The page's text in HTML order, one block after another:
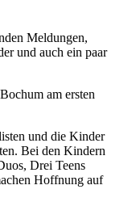
Meldungen,
und auch ein paar
am ersten
und die Kinder
Bei den Kindern
Drei Teens
Hoffnung auf